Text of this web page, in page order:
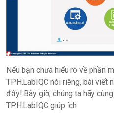
Nếu bạn chưa hiểu rõ về phần
TPH.LabIQC nói riêng, bài viết
đấy! Bây giờ, chúng ta hãy
TPH.LabIQC giúp ích